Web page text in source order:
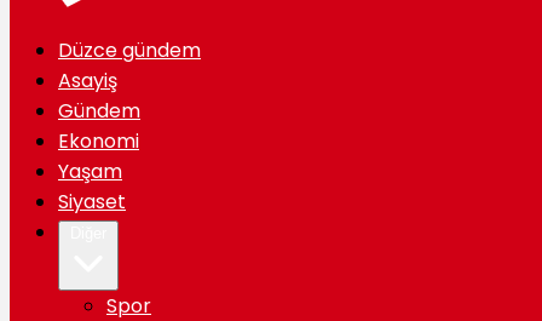
Düzce gündem
Asayiş
Gündem
Ekonomi
Yaşam
Siyaset
Spor